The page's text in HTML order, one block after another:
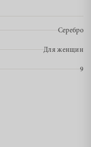
Серебро
Для женщин
9